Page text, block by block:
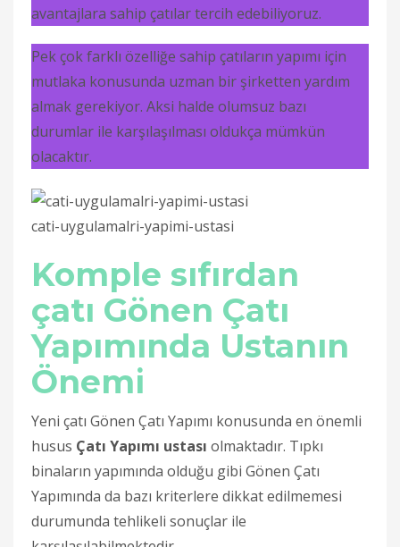
avantajlara sahip çatılar tercih edebiliyoruz.
Pek çok farklı özelliğe sahip çatıların yapımı için
mutlaka konusunda uzman bir şirketten yardım
almak gerekiyor. Aksi halde olumsuz bazı
durumlar ile karşılaşılması oldukça mümkün
olacaktır.
cati-uygulamalri-yapimi-ustasi
Komple sıfırdan
çatı Gönen Çatı
Yapımında Ustanın
Önemi
Yeni çatı Gönen Çatı Yapımı konusunda en önemli
husus Çatı Yapımı ustası olmaktadır. Tıpkı
binaların yapımında olduğu gibi Gönen Çatı
Yapımında da bazı kriterlere dikkat edilmemesi
durumunda tehlikeli sonuçlar ile